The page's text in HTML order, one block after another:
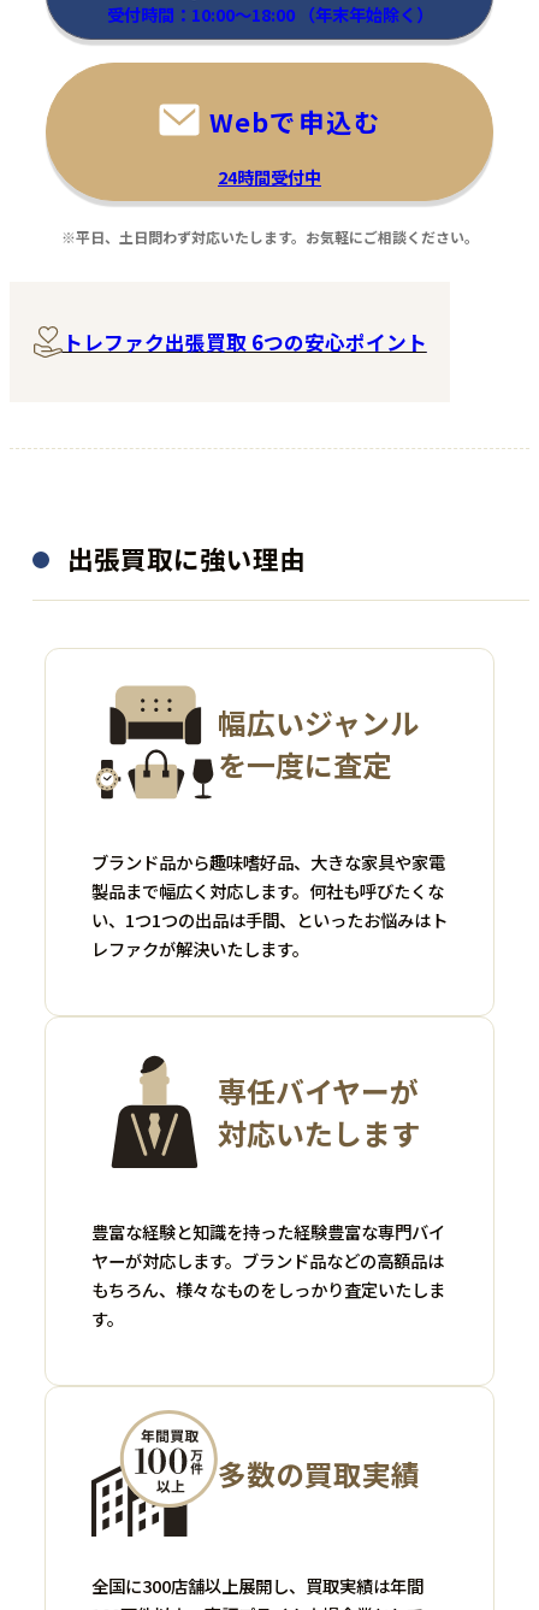
受付時間：10:00～18:00 （年末年始除く）
Webで申込む
24時間受付中
※平日、土日問わず対応いたします。お気軽にご相談ください。
トレファク出張買取 6つの安心ポイント
出張買取に強い理由
幅広いジャンル
を一度に査定
ブランド品から趣味嗜好品、大きな家具や家電
製品まで幅広く対応します。何社も呼びたくな
い、1つ1つの出品は手間、といったお悩みはト
レファクが解決いたします。
専任バイヤーが
対応いたします
豊富な経験と知識を持った経験豊富な専門バイ
ヤーが対応します。ブランド品などの高額品は
もちろん、様々なものをしっかり査定いたしま
す。
多数の買取実績
全国に300店舗以上展開し、買取実績は年間